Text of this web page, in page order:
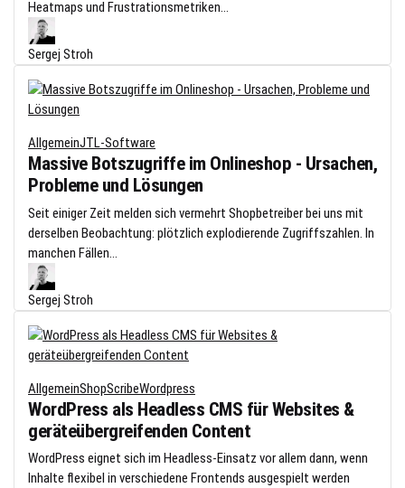
Heatmaps und Frustrationsmetriken...
Sergej Stroh
AllgemeinJTL-Software
Massive Botszugriffe im Onlineshop - Ursachen,
Probleme und Lösungen
Seit einiger Zeit melden sich vermehrt Shopbetreiber bei uns mit
derselben Beobachtung: plötzlich explodierende Zugriffszahlen. In
manchen Fällen...
Sergej Stroh
AllgemeinShopScribeWordpress
WordPress als Headless CMS für Websites &
geräteübergreifenden Content
WordPress eignet sich im Headless-Einsatz vor allem dann, wenn
Inhalte flexibel in verschiedene Frontends ausgespielt werden